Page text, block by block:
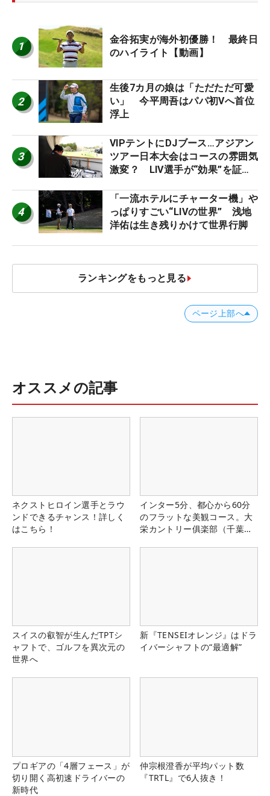
1
金谷拓実が海外初優勝！ 最終日
のハイライト【動画】
2
生後7カ月の娘は「ただただ可愛
い」 今平周吾はパパ初Vへ首位
浮上
3
VIPテントにDJブース…アジアン
ツアー日本大会はコースの雰囲気
激変？ LIV選手が“効果”を証言
4
「一流ホテルにチャーター機」や
っぱりすごい“LIVの世界” 浅地
洋佑は生き残りかけて世界行脚
ランキングをもっと見る
ページ上部へ
オススメの記事
ネクストヒロイン選手とラウ
ンドできるチャンス！詳しく
はこちら！
インター5分、都心から60分
のフラットな美観コース。大
栄カントリー俱楽部（千葉
スイスの叡智が生んだTPTシ
ャフトで、ゴルフを異次元の
世界へ
新『TENSEIオレンジ』はドラ
イバーシャフトの“最適解”
プロギアの「4層フェース」が
切り開く高初速ドライバーの
新時代
仲宗根澄香が平均パット数
『TRTL』で6人抜き！